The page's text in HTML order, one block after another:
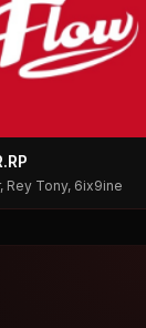
Rey Tony, 6ix9ine